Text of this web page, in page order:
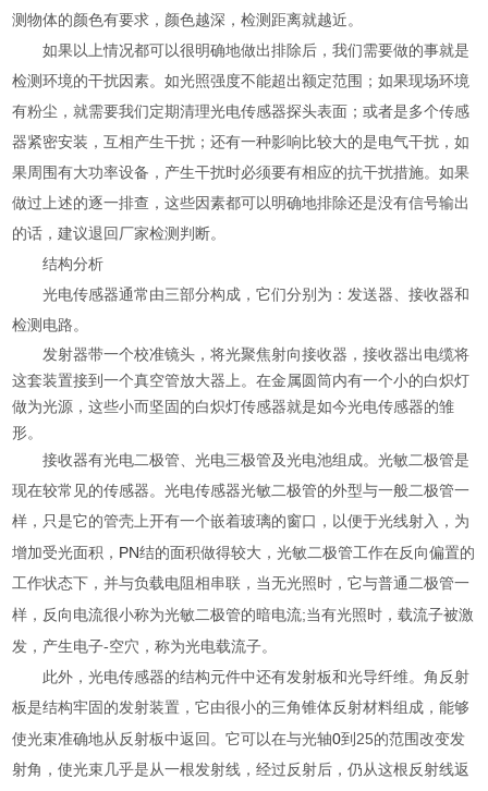
测物体的颜色有要求，颜色越深，检测距离就越近。
如果以上情况都可以很明确地做出排除后，我们需要做的事就是
检测环境的干扰因素。如光照强度不能超出额定范围；如果现场环境
有粉尘，就需要我们定期清理光电传感器探头表面；或者是多个传感
器紧密安装，互相产生干扰；还有一种影响比较大的是电气干扰，如
果周围有大功率设备，产生干扰时必须要有相应的抗干扰措施。如果
做过上述的逐一排查，这些因素都可以明确地排除还是没有信号输出
的话，建议退回厂家检测判断。
结构分析
光电传感器通常由三部分构成，它们分别为：发送器、接收器和
检测电路。
发射器带一个校准镜头，将光聚焦射向接收器，接收器出电缆将
这套装置接到一个真空管放大器上。在金属圆筒内有一个小的白炽灯
做为光源，这些小而坚固的白炽灯传感器就是如今光电传感器的雏
形。
接收器有光电二极管、光电三极管及光电池组成。光敏二极管是
现在较常见的传感器。光电传感器光敏二极管的外型与一般二极管一
样，只是它的管壳上开有一个嵌着玻璃的窗口，以便于光线射入，为
增加受光面积， PN结的面积做得较大，光敏二极管工作在反向偏置的
工作状态下，并与负载电阻相串联，当无光照时，它与普通二极管一
样，反向电流很小称为光敏二极管的暗电流;当有光照时，载流子被激
发，产生电子-空穴，称为光电载流子。
此外，光电传感器的结构元件中还有发射板和光导纤维。角反射
板是结构牢固的发射装置，它由很小的三角锥体反射材料组成，能够
使光束准确地从反射板中返回。它可以在与光轴0到25的范围改变发
射角，使光束几乎是从一根发射线，经过反射后，仍从这根反射线返